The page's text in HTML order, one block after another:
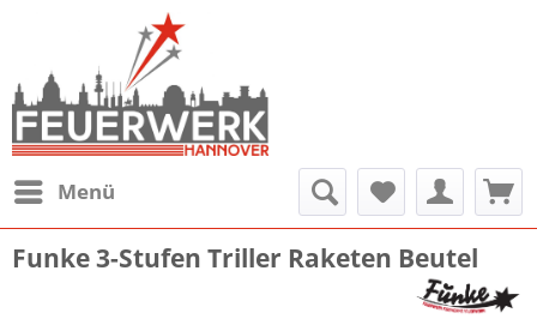
Menü
Funke 3-Stufen Triller Raketen Beutel